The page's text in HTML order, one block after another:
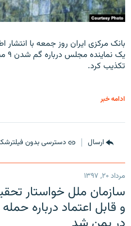
بانک مرکزی ایران روز جمعه با انتشار
یک
تکذیب کرد.
ادامه خبر
ارسال دسترسی بدون
مرداد ۲۰, ۱۳۹۷
سازمان ملل خواستار
و قابل اعتماد درباره